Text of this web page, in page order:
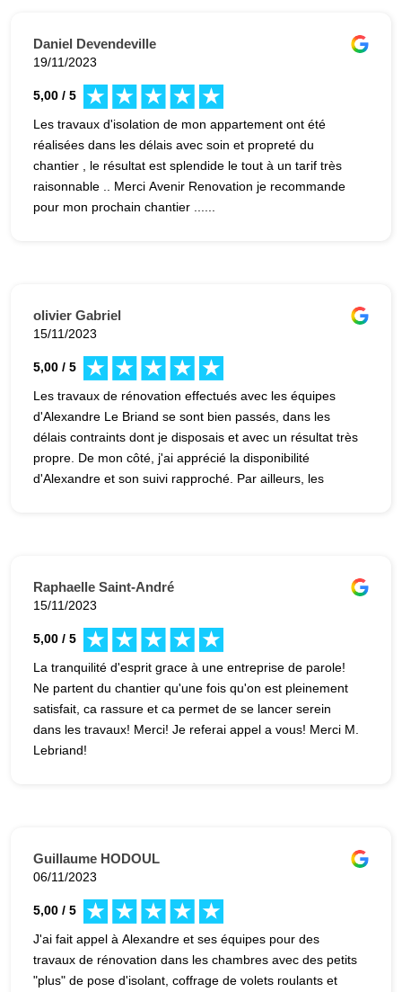
Daniel Devendeville
19/11/2023
5,00 / 5
Les travaux d'isolation de mon appartement ont été
réalisées dans les délais avec soin et propreté du
chantier , le résultat est splendide le tout à un tarif très
raisonnable .. Merci Avenir Renovation je recommande
olivier Gabriel
15/11/2023
5,00 / 5
Les travaux de rénovation effectués avec les équipes
d'Alexandre Le Briand se sont bien passés, dans les
délais contraints dont je disposais et avec un résultat très
propre. De mon côté, j'ai apprécié la disponibilité
d'Alexandre et son suivi rapproché. Par ailleurs, les
des travaux. Globalement, je suis très satisfait de ces
travaux et je serai ravi de confier mes prochains travaux
Raphaelle Saint-André
15/11/2023
5,00 / 5
La tranquilité d'esprit grace à une entreprise de parole!
Ne partent du chantier qu'une fois qu'on est pleinement
satisfait, ca rassure et ca permet de se lancer serein
dans les travaux! Merci! Je referai appel a vous! Merci M.
Lebriand!
Guillaume HODOUL
06/11/2023
5,00 / 5
J'ai fait appel à Alexandre et ses équipes pour des
travaux de rénovation dans les chambres avec des petits
"plus" de pose d'isolant, coffrage de volets roulants et